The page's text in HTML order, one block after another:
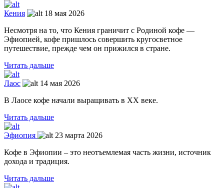
Кения
18 мая 2026
Несмотря на то, что Кения граничит с Родиной кофе —
Эфиопией, кофе пришлось совершить кругосветное
путешествие, прежде чем он прижился в стране.
Читать дальше
Лаос
14 мая 2026
В Лаосе кофе начали выращивать в XX веке.
Читать дальше
Эфиопия
23 марта 2026
Кофе в Эфиопии – это неотъемлемая часть жизни, источник
дохода и традиция.
Читать дальше